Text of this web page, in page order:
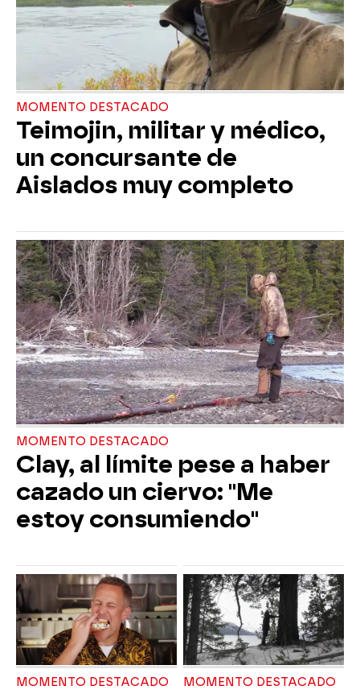
MOMENTO DESTACADO
Teimojin, militar y médico,
un concursante de
Aislados muy completo
MOMENTO DESTACADO
Clay, al límite pese a haber
cazado un ciervo: "Me
estoy consumiendo"
MOMENTO DESTACADO MOMENTO DESTACADO